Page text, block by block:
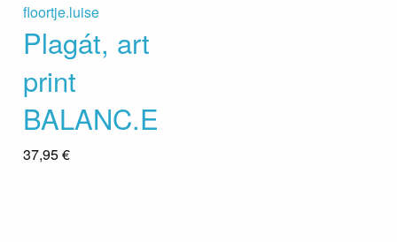
floortje.luise
Plagát, art
print
BALANC.E
37,95 €